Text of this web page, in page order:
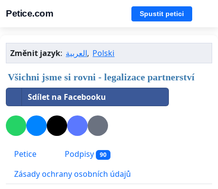
Petice.com Spustit petici
Změnit jazyk: العربية, Polski
Všichni jsme si rovni - legalizace partnerství
Sdílet na Facebooku
Petice Podpisy 90
Zásady ochrany osobních údajů